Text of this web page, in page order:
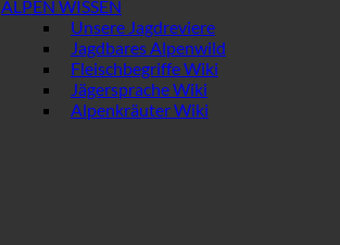
ALPEN WISSEN
Unsere Jagdreviere
Jagdbares Alpenwild
Fleischbegriffe Wiki
Jägersprache Wiki
Alpenkräuter Wiki